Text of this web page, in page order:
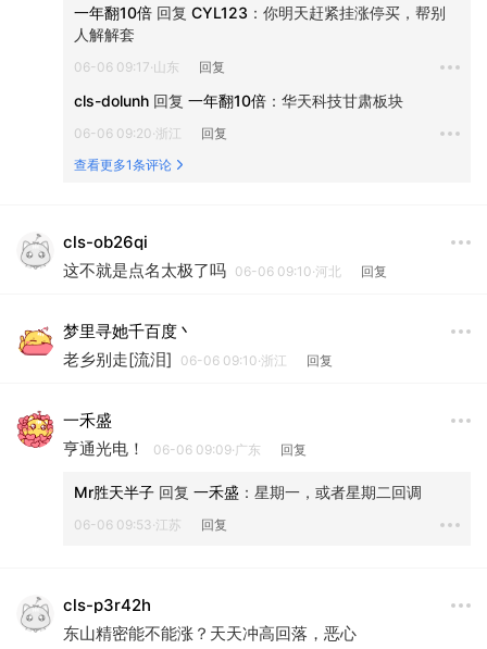
一年翻10倍 回复 CYL123 ： 你明天赶紧挂涨停买，帮别
人解解套
06-06 09:17·山东 回复
cls-dolunh 回复 一年翻10倍 ： 华天科技甘肃板块
06-06 09:20·浙江
回复
查看更多1条评论
cls-ob26qi
这不就是点名太极了吗 06-06 09:10·河北 回复
梦里寻她千百度丶
老乡别走[流泪]
06-06 09:10·浙江 回复
一禾盛
亨通光电！
06-06 09:09·广东 回复
Mr胜天半子 回复 一禾盛 ： 星期一，或者星期二回调
06-06 09:53·江苏 回复
cls-p3r42h
东山精密能不能涨？天天冲高回落，恶心